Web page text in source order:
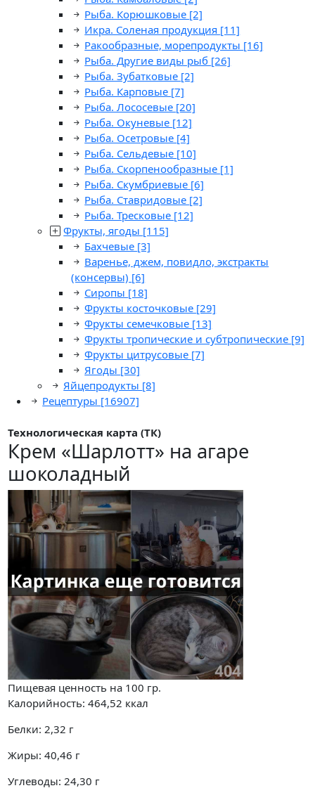
Рыба. Корюшковые [2]
Икра. Соленая продукция [11]
Ракообразные, морепродукты [16]
Рыба. Другие виды рыб [26]
Рыба. Зубатковые [2]
Рыба. Карповые [7]
Рыба. Лососевые [20]
Рыба. Окуневые [12]
Рыба. Осетровые [4]
Рыба. Сельдевые [10]
Рыба. Скорпенообразные [1]
Рыба. Скумбриевые [6]
Рыба. Ставридовые [2]
Рыба. Тресковые [12]
Фрукты, ягоды [115]
Бахчевые [3]
Варенье, джем, повидло, экстракты
(консервы) [6]
Сиропы [18]
Фрукты косточковые [29]
Фрукты семечковые [13]
Фрукты тропические и субтропические [9]
Фрукты цитрусовые [7]
Ягоды [30]
Яйцепродукты [8]
Рецептуры [16907]
Технологическая карта (ТК)
Крем «Шарлотт» на агаре
шоколадный
Пищевая ценность на 100 гр.
Калорийность: 464,52 ккал
Белки: 2,32 г
Жиры: 40,46 г
Углеводы: 24,30 г